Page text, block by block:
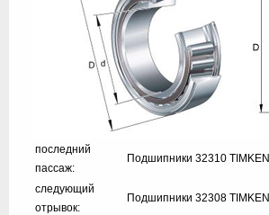
последний
пассаж:
Подшипники 32310 TIMKEN
следующий
отрывок:
Подшипники 32308 TIMKEN